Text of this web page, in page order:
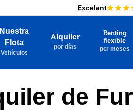
Excelent
Nuestra
Flota
Vehículos
Alquiler
por días
Renting
flexible
por meses
de